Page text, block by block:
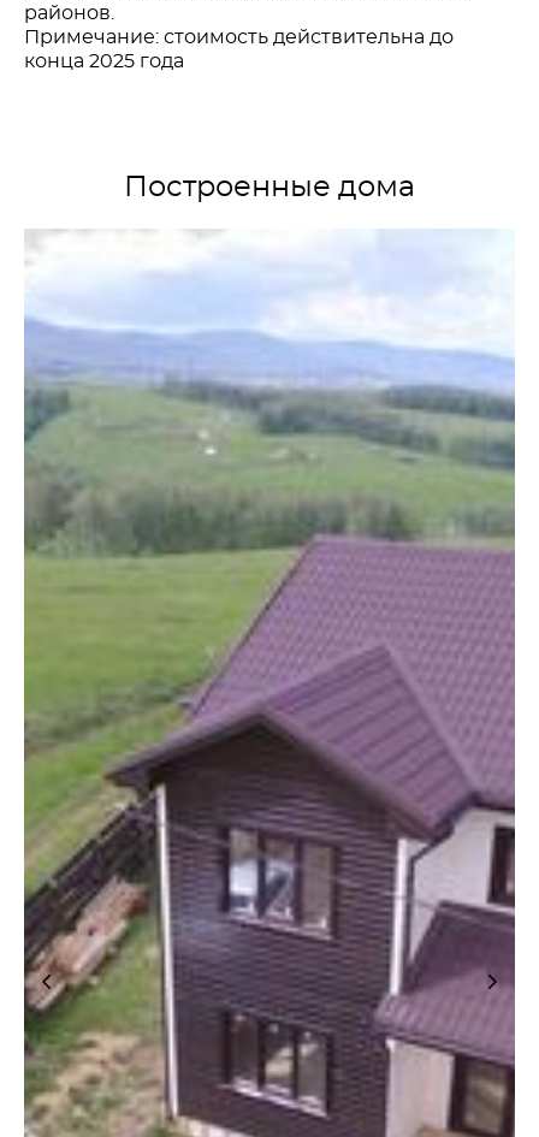
районов.
Примечание: стоимость действительна до
конца 2025 года
Построенные дома